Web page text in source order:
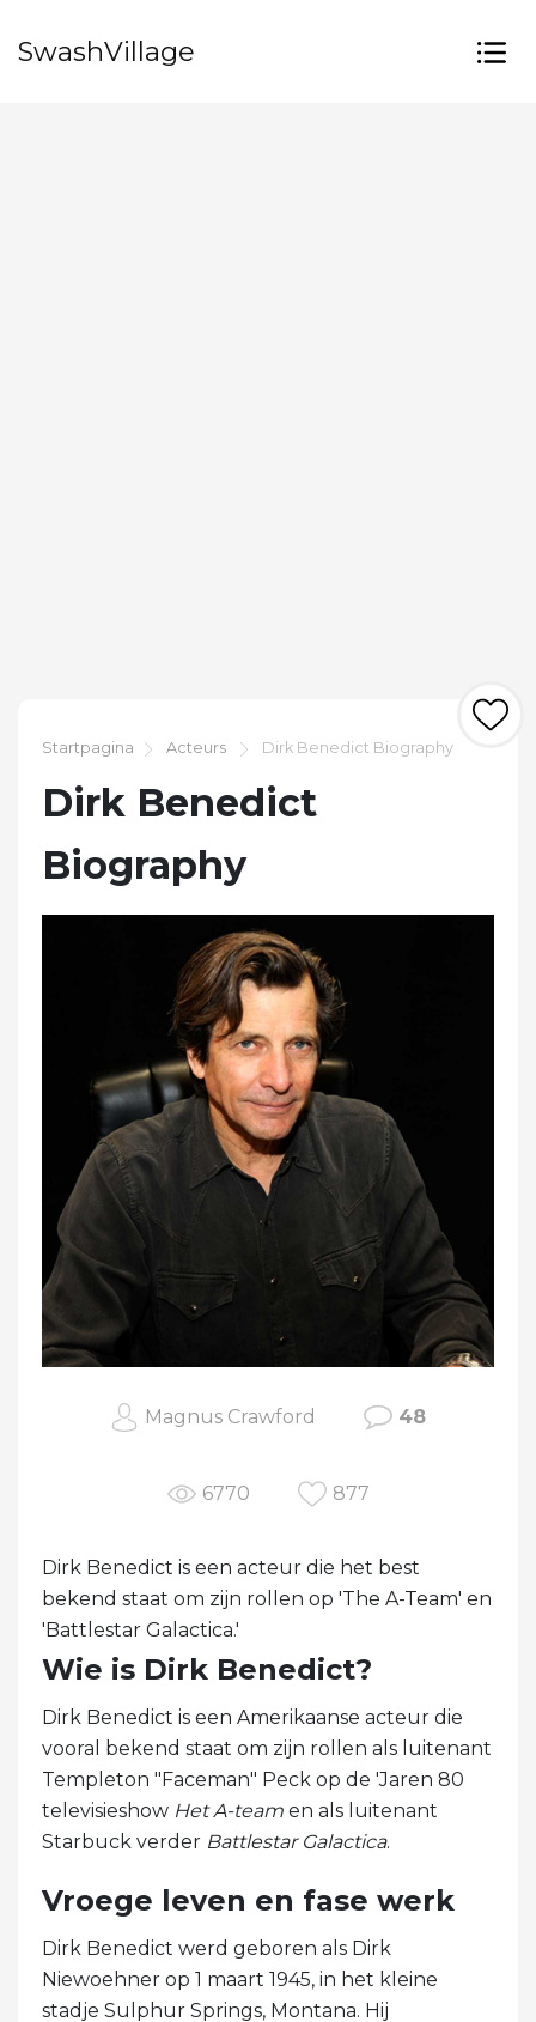
SwashVillage
Startpagina Acteurs Dirk Benedict Biography
Dirk Benedict
Biography
Magnus Crawford 48
6770 877
Dirk Benedict is een acteur die het best
bekend staat om zijn rollen op 'The A-Team' en
'Battlestar Galactica.'
Wie is Dirk Benedict?
Dirk Benedict is een Amerikaanse acteur die
vooral bekend staat om zijn rollen als luitenant
Templeton "Faceman" Peck op de 'Jaren 80
televisieshow Het A-team en als luitenant
Starbuck verder Battlestar Galactica.
Vroege leven en fase werk
Dirk Benedict werd geboren als Dirk
Niewoehner op 1 maart 1945, in het kleine
stadje Sulphur Springs, Montana. Hij